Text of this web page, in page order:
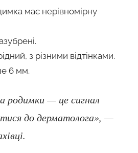
має нерівномірну
з різними відтінками.
6 мм.
родимки — це сигнал
до дерматолога», —